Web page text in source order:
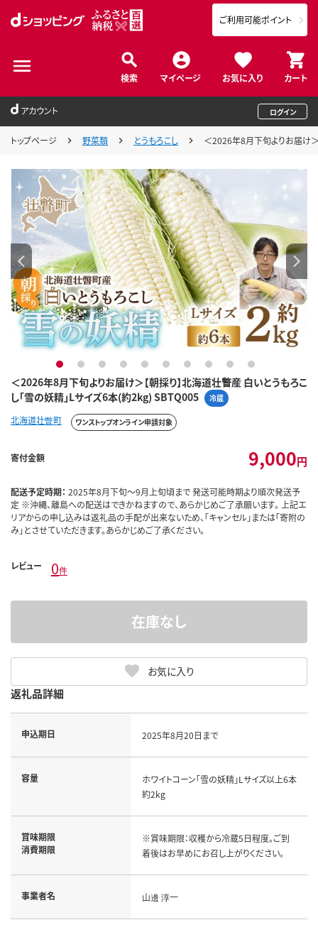
検索 マイページ お気に入り カート
ご利用可能ポイント
アカウント ログイン
トップページ 野菜類 とうもろこし ＜2026年8月下旬よりお届け
＜2026年8月下旬よりお届け＞【朝採り】北海道壮瞥産 白いとうもろこ
し「雪の妖精」Lサイズ6本(約2kg) SBTQ005
冷蔵
1 2 3 4 5 6 7 8 9 10
北海道壮瞥町 ワンストップオンライン申請対象
寄付金額 9,000円
配送予定時期： 2025年8月下旬～9月上旬頃まで 発送可能時期より順次発送予
定 ※沖縄、離島への配送はできかねますので、あらかじめご了承願います。 上記エ
リアからの申し込みは返礼品の手配が出来ないため、「キャンセル」または「寄附の
み」とさせていただきます。あらかじめご了承ください。
レビュー 0件
お気に入り
在庫なし
返礼品詳細
申込期日 2025年8月20日まで
容量
ホワイトコーン「雪の妖精」Lサイズ以上6本
約2kg
賞味期限
消費期限
※賞味期限：収穫から冷蔵5日程度。ご到
着後はお早めにお召し上がりください。
事業者名 山邊 淳一